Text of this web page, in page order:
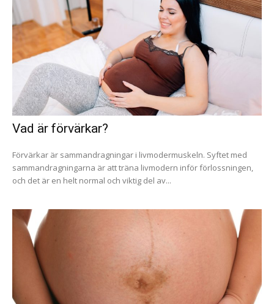
Vad är förvärkar?
Förvärkar är sammandragningar i livmodermuskeln. Syftet med
sammandragningarna är att träna livmodern inför förlossningen,
och det är en helt normal och viktig del av...